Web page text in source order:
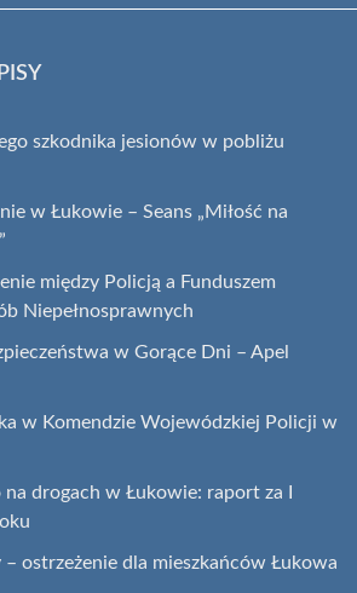
szkodnika jesionów w pobliżu
w Łukowie – Seans „Miłość na
między Policją a Funduszem
Niepełnosprawnych
w Gorące Dni – Apel
w Komendzie Wojewódzkiej Policji w
na drogach w Łukowie: raport za I
– ostrzeżenie dla mieszkańców Łukowa